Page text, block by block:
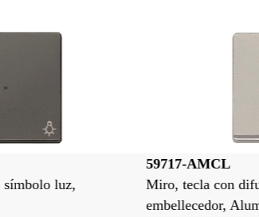
Miro, tecla con difusor, símbolo luz,
embellecedor, Aluminio Metalizado